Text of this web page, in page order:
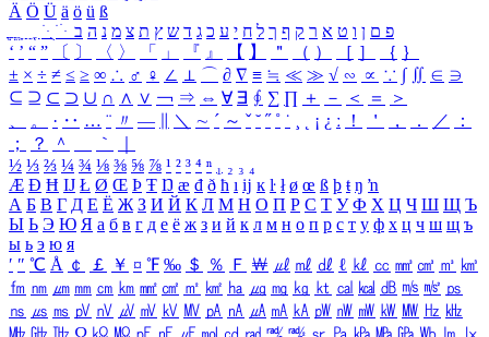
Ä Ö Ü ä ö ü ß
ִֶֹ ֻּ ׁׂ פ ם ן ו ט א ר ק ף ך ל ח י ע כ ג ד ש ץ ת צ מ נ ה ב
‘ ’ “ ” 〔 〕 〈 〉 「 」 『 』 【 】 ＂ （ ） ［ ］ ｛ ｝
± × ÷ ≠ ≤ ≥ ∞ ∴ ♂ ♀ ∠ ⊥ ⌒ ∂ ∇ ≡ ≒ ≪ ≫ √ ∽ ∝ ∵ ∫ ∬ ∈ ∋
⊆ ⊇ ⊂ ⊃ ∪ ∩ ∧ ∨ ￢ ⇒ ⇔ ∀ ∃ ∮ ∑ ∏ ＋ － ＜ ＝
＞
、
。 · ‥ … ¨ 〃 ― ＼ ∼ ´ ～ ˇ ˘ ˝ ˚ ˙ ¸ ¡ ¿ ː ！ ＇ ， ． ／
：
；
？ ＾ ｀
½ ⅓ ⅔ ¼ ¾ ⅛ ⅜ ⅝ ⅞ ¹ ² ³ ⁴ ⁿ ₁ ₂ ₃ ₄
Æ Ð Ħ Ĳ Ł Ø Œ Þ Ŧ Ŋ æ đ ð ħ ı ĳ ĸ ŀ ł ø œ ß þ ŧ ŋ ŉ
А Б В Г Д Е Ё Ж З И Й К Л М Н О П Р С Т У Ф Х Ц Ч Ш Щ Ъ
Ы Ь Э Ю Я а б в г д е ё ж з и й к л м н о п р с т у ф х ц ч ш щ ъ
ы ь э ю я
′ ″ ℃ Å ￠ ￡ ￥ ¤ ℉ ‰ ＄ ％ Ｆ ￦ ㎕ ㎖ ㎗ ℓ ㎘ ㏄ ㎣ ㎤ ㎥ ㎦
㎙ ㎚ ㎛ ㎜ ㎝ ㎞ ㎟ ㎠ ㎡ ㎢ ㏊ ㎍ ㎎ ㎏ ㏏ ㎈ ㎉ ㏈ ㎧ ㎨ ㎰
㎱ ㎲ ㎳ ㎴ ㎵ ㎶ ㎷ ㎸ ㎹ ㎀ ㎁ ㎂ ㎃ ㎄ ㎺ ㎻ ㎽ ㎾ ㎿ ㎐ ㎑